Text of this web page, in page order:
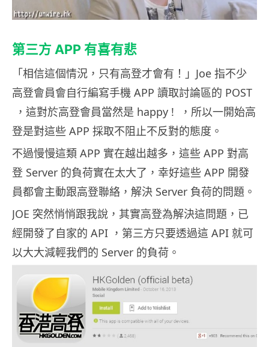
第三方 APP 有喜有悲
「相信這個情況，只有高登才會有！」Joe 指不少
高登會員會自行編寫手機 APP 讀取討論區的 POST
，這對於高登會員當然是 happy ! ，所以一開始高
登是對這些 APP 採取不阻止不反對的態度。
不過慢慢這類 APP 實在越出越多，這些 APP 對高
登 Server 的負荷實在太大了，幸好這些 APP 開發
員都會主動跟高登聯絡，解決 Server 負荷的問題。
JOE 突然悄悄跟我說，其實高登為解決這問題，已
經開發了自家的 API ，第三方只要透過這 API 就可
以大大減輕我們的 Server 的負荷。